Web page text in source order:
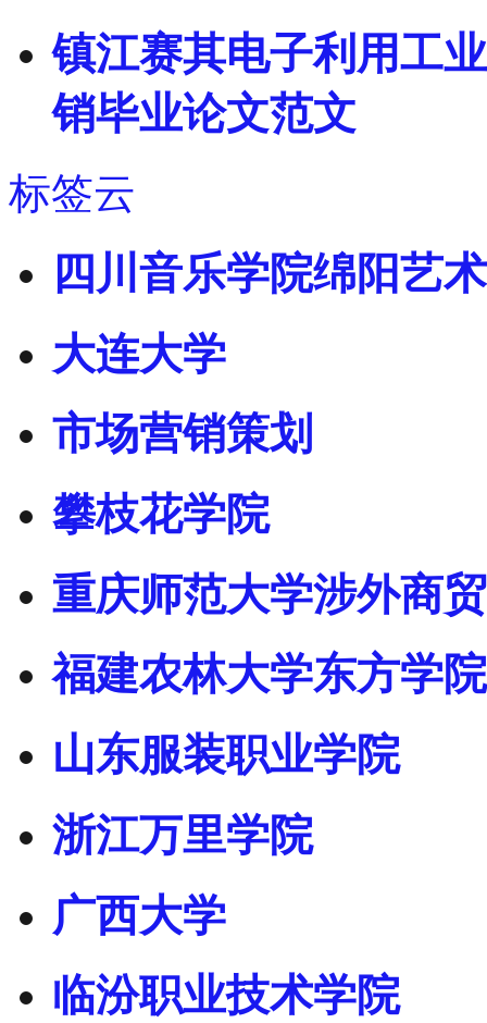
镇江赛其电子利用工
销毕业论文范文
标签云
四川音乐学院绵阳艺
大连大学
市场营销策划
攀枝花学院
重庆师范大学涉外商
福建农林大学东方学院
山东服装职业学院
浙江万里学院
广西大学
临汾职业技术学院